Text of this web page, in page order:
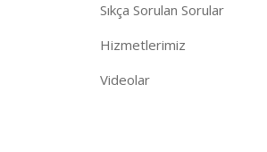
Sıkça Sorulan Sorular
Hizmetlerimiz
Videolar